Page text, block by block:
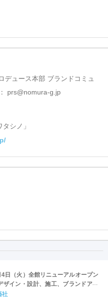
デュース本部 ブランドコミュ
prs@nomura-g.jp
シノ」
4日（火）全館リニューアルオープン
ザイン・設計、施工、ブランドアー
を担当
社